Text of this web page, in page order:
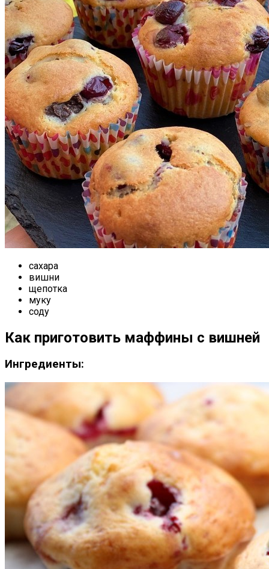
сахара
вишни
щепотка
муку
соду
Как приготовить маффины с вишней
Ингредиенты: